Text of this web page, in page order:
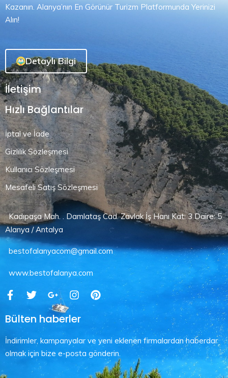
Kazanın. Alanya’nın En Görünür Turizm Platformunda Yerinizi
Alın!
Detaylı Bilgi
İletişim
Hızlı Bağlantılar
İptal ve İade
Gizlilik Sözleşmesi
Kullanıcı Sözleşmesi
Mesafeli Satış Sözleşmesi
Kadıpaşa Mah. . Damlataş Cad. Zavlak İş Hanı Kat: 3 Daire: 5
Alanya / Antalya
bestofalanyacom@gmail.com
www.bestofalanya.com
Bülten haberler
İndirimler, kampanyalar ve yeni eklenen firmalardan haberdar
olmak için bize e-posta gönderin.